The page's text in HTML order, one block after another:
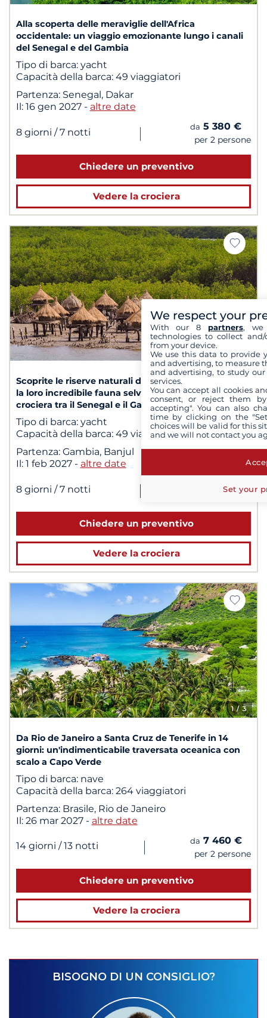
Alla scoperta delle meraviglie dell'Africa
occidentale: un viaggio emozionante lungo i canali
del Senegal e del Gambia
Tipo di barca: yacht
Capacità della barca: 49 viaggiatori
Partenza: Senegal, Dakar
Il: 16 gen 2027 - altre date
8 giorni / 7 notti | da 5 380 €
per 2 persone
Chiedere un preventivo
Vedere la crociera
1/ 2
Scoprite le riserve naturali dell'Africa occidentale e
la loro incredibile fauna selvatica durante una
crociera tra il Senegal e il Gambia
Tipo di barca: yacht
Capacità della barca: 49 viaggiatori
Partenza: Gambia, Banjul
Il: 1 feb 2027 - altre date
8 giorni / 7 notti | 5 380 €
per 2 persone
Chiedere un preventivo
Vedere la crociera
1/ 3
Da Rio de Janeiro a Santa Cruz de Tenerife in 14
giorni: un'indimenticabile traversata oceanica con
scalo a Capo Verde
Tipo di barca: nave
Capacità della barca: 264 viaggiatori
Partenza: Brasile, Rio de Janeiro
Il: 26 mar 2027 - altre date
14 giorni / 13 notti | da 7 460 €
per 2 persone
Chiedere un preventivo
Vedere la crociera
BISOGNO DI UN CONSIGLIO?
We respect your
With our 8 partners, we
technologies to collect
from your device.
We use this data to provide
and advertising, to measure
and advertising, to study
services.
You can accept all cookies
consent, or reject them
accepting". You can also
time by clicking on the
choices will be valid for this
and we will not contact you
Set your